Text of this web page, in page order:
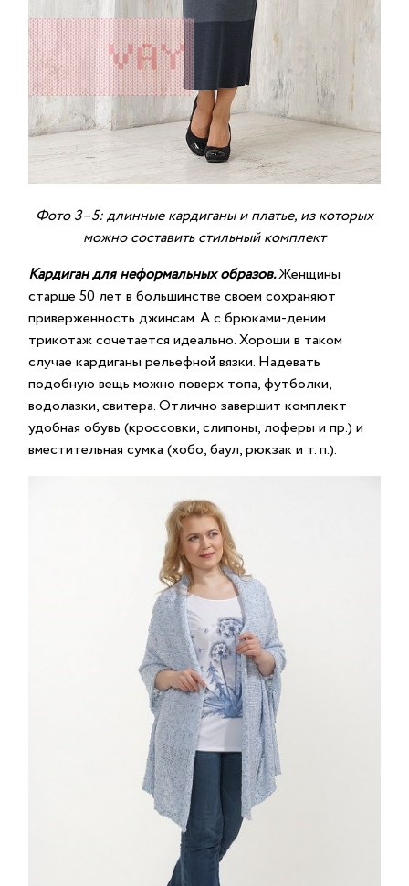
Фото 3–5: длинные кардиганы и платье, из которых
можно составить стильный комплект
Кардиган для неформальных образов.Женщины
старше 50 лет в большинстве своем сохраняют
приверженность джинсам. А с брюками-деним
трикотаж сочетается идеально. Хороши в таком
случае кардиганы рельефной вязки. Надевать
подобную вещь можно поверх топа, футболки,
водолазки, свитера. Отлично завершит комплект
удобная обувь (кроссовки, слипоны, лоферы и пр.) и
вместительная сумка (хобо, баул, рюкзак и т. п.).